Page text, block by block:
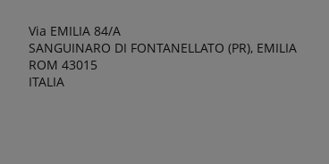
Via EMILIA 84/A
SANGUINARO DI FONTANELLATO (PR), EMILIA
ROM 43015
ITALIA